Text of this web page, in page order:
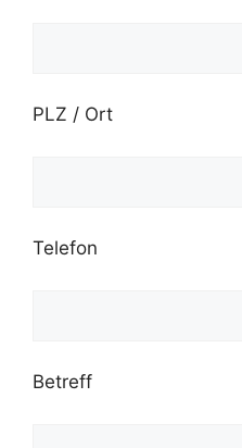
PLZ / Ort
Telefon
Betreff